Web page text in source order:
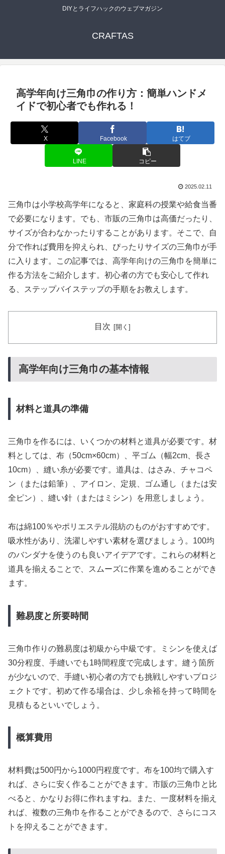
DIYとライフハックのウェブマガジン
CRAFTAS
高学年向け三角巾の作り方：簡単ハンドメ
イドで初心者でも作れる！
X Facebook はてブ
LINE コピー
2025.02.11
三角巾は小学校高学年になると、家庭科の授業や給食当番
で必要になります。でも、市販の三角巾は高価だったり、
サイズが合わなかったりすることがあります。そこで、自
分で作れば費用を抑えられ、ぴったりサイズの三角巾が手
に入ります。この記事では、高学年向けの三角巾を簡単に
作る方法をご紹介します。初心者の方でも安心して作れ
る、ステップバイステップの手順をお教えします。
目次
高学年向け三角巾の基本情報
材料と道具の準備
三角巾を作るには、いくつかの材料と道具が必要です。材
料としては、布（50cm×60cm）、平ゴム（幅2cm、長さ
10cm）、縫い糸が必要です。道具は、はさみ、チャコペ
ン（または鉛筆）、アイロン、定規、ゴム通し（または安
全ピン）、縫い針（またはミシン）を用意しましょう。
布は綿100％やポリエステル混紡のものがおすすめです。
吸水性があり、洗濯しやすい素材を選びましょう。100均
のバンダナを使うのも良いアイデアです。これらの材料と
道具を揃えることで、スムーズに作業を進めることができ
ます。
難易度と所要時間
三角巾作りの難易度は初級から中級です。ミシンを使えば
30分程度、手縫いでも1時間程度で完成します。縫う箇所
が少ないので、手縫い初心者の方でも挑戦しやすいプロジ
ェクトです。初めて作る場合は、少し余裕を持って時間を
見積もるといいでしょう。
概算費用
材料費は500円から1000円程度です。布を100均で購入す
れば、さらに安く作ることができます。市販の三角巾と比
べると、かなりお得に作れますね。また、一度材料を揃え
れば、複数の三角巾を作ることができるので、さらにコス
トを抑えることができます。